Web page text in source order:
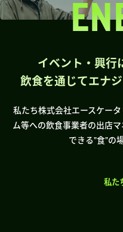
イベント・興行
飲食を通じてエナ
私たち株式会社エースケー
ム等への飲食事業者の出店
できる”食”の
私た